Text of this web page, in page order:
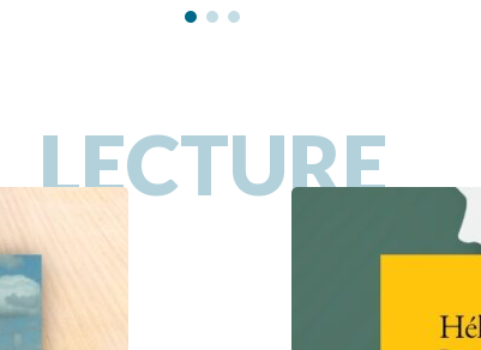
LECTURE